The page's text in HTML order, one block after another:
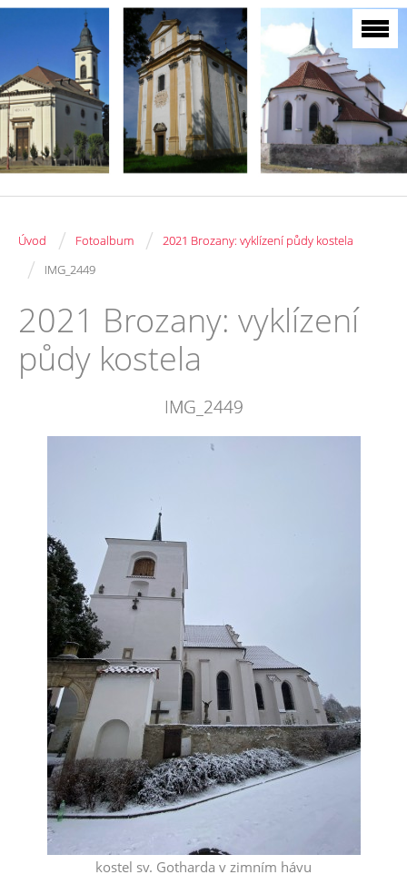
Úvod / Fotoalbum / 2021 Brozany: vyklízení půdy kostela
/ IMG_2449
2021 Brozany: vyklízení
půdy kostela
IMG_2449
kostel sv. Gotharda v zimním hávu